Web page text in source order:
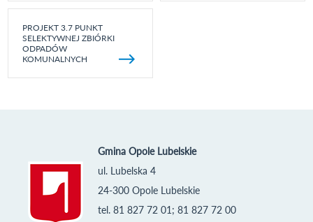
PROJEKT 3.7 PUNKT
SELEKTYWNEJ ZBIÓRKI
ODPADÓW
KOMUNALNYCH
Gmina Opole Lubelskie
ul. Lubelska 4
24-300 Opole Lubelskie
tel. 81 827 72 01; 81 827 72 00